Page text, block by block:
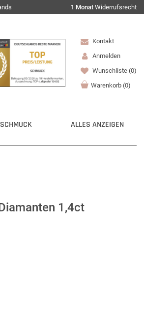
1 Monat Widerrufsrecht
Kontakt
Anmelden
Wunschliste (0)
Warenkorb (0)
ALLES ANZEIGEN
1,4ct